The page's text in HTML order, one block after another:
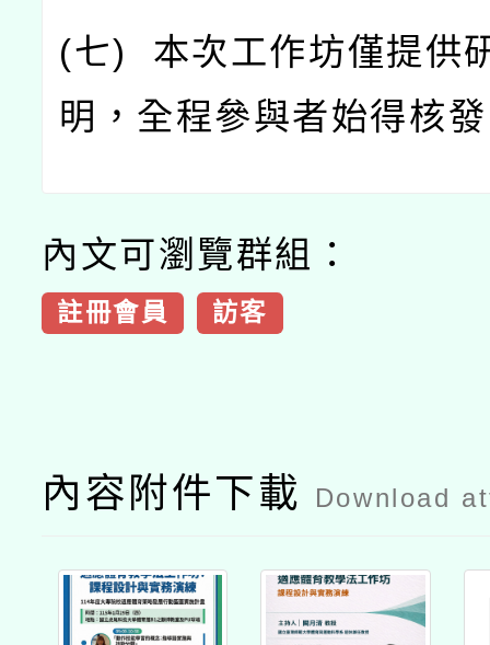
(七) 本次工作坊僅提供
明，全程參與者始得核
內文可瀏覽群組：
註冊會員 訪客
內容附件下載 Download